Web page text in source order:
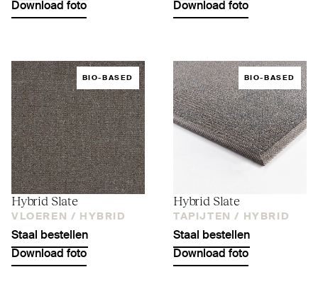
Download foto
Download foto
BIO-BASED
Hybrid Slate
VLOEREN / HYBRID
Staal bestellen
Download foto
BIO-BASED
Hybrid Slate
TAPIJTEN / HYBRID
Staal bestellen
Download foto